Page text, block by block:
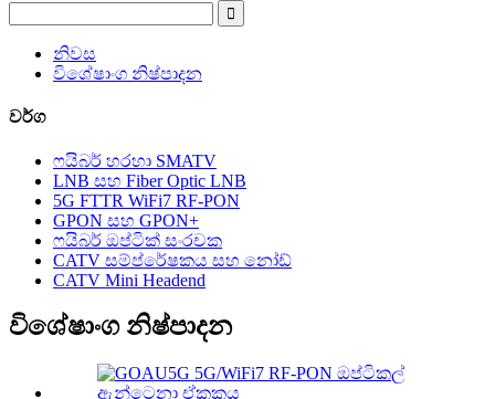
නිවස
විශේෂාංග නිෂ්පාදන
වර්ග
ෆයිබර් හරහා SMATV
LNB සහ Fiber Optic LNB
5G FTTR WiFi7 RF-PON
GPON සහ GPON+
ෆයිබර් ඔප්ටික් සංරචක
CATV සම්ප්රේෂකය සහ නෝඩ්
CATV Mini Headend
විශේෂාංග නිෂ්පාදන